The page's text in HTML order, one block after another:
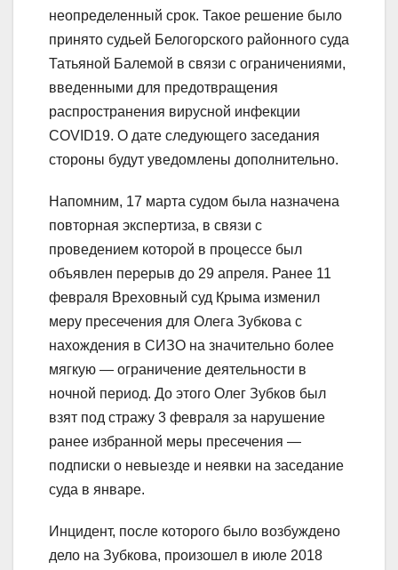
неопределенный срок. Такое решение было
принято судьей Белогорского районного суда
Татьяной Балемой в связи с ограничениями,
введенными для предотвращения
распространения вирусной инфекции
COVID19. О дате следующего заседания
стороны будут уведомлены дополнительно.
Напомним, 17 марта судом была назначена
повторная экспертиза, в связи с
проведением которой в процессе был
объявлен перерыв до 29 апреля. Ранее 11
февраля Вреховный суд Крыма изменил
меру пресечения для Олега Зубкова с
нахождения в СИЗО на значительно более
мягкую — ограничение деятельности в
ночной период. До этого Олег Зубков был
взят под стражу 3 февраля за нарушение
ранее избранной меры пресечения —
подписки о невыезде и неявки на заседание
суда в январе.
Инцидент, после которого было возбуждено
дело на Зубкова, произошел в июле 2018